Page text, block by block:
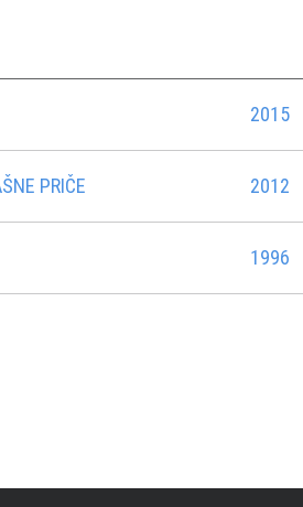
2015
PRIČE 2012
1996